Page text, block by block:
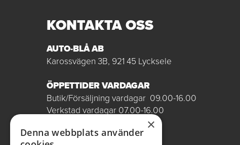
KONTAKTA OSS
AUTO-BLÅ AB
Karossvägen 3B, 921 45 Lycksele
ÖPPETTIDER VARDAGAR
Butik/Försäljning vardagar 09.00-16.00
Verkstad vardagar 07.00-16.00
×
Denna webbplats använder